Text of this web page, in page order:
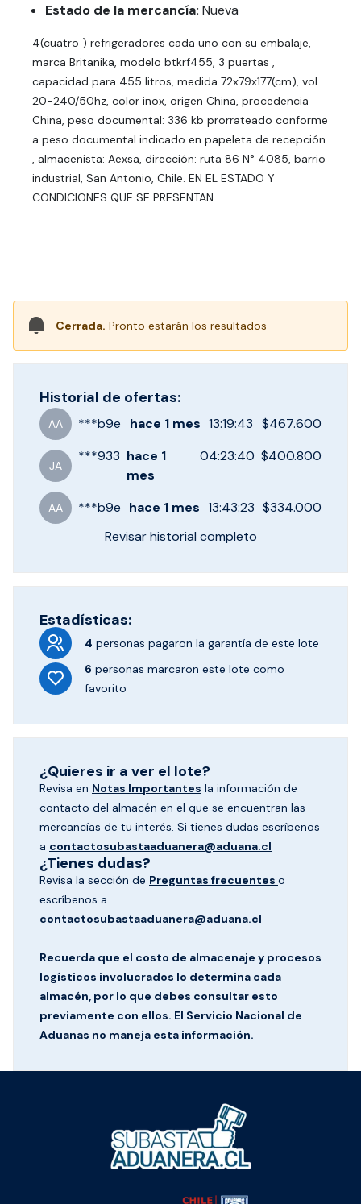
Estado de la mercancía: Nueva
4(cuatro ) refrigeradores cada uno con su embalaje,
marca Britanika, modelo btkrf455, 3 puertas ,
capacidad para 455 litros, medida 72x79x177(cm), vol
20-240/50hz, color inox, origen China, procedencia
China, peso documental: 336 kb prorrateado conforme
a peso documental indicado en papeleta de recepción
, almacenista: Aexsa, dirección: ruta 86 N° 4085, barrio
industrial, San Antonio, Chile. EN EL ESTADO Y
CONDICIONES QUE SE PRESENTAN.
Cerrada. Pronto estarán los resultados
Historial de ofertas:
AA ***b9e hace 1 mes 13:19:43 $467.600
JA
***933 hace 1
mes
04:23:40 $400.800
AA ***b9e hace 1 mes 13:43:23 $334.000
Revisar historial completo
Estadísticas:
4 personas pagaron la garantía de este lote
6 personas marcaron este lote como
favorito
¿Quieres ir a ver el lote?
Revisa en Notas Importantes la información de
contacto del almacén en el que se encuentran las
mercancías de tu interés. Si tienes dudas escríbenos
a contactosubastaaduanera@aduana.cl
¿Tienes dudas?
Revisa la sección de Preguntas frecuentes o
escríbenos a
contactosubastaaduanera@aduana.cl
Recuerda que el costo de almacenaje y procesos
logísticos involucrados lo determina cada
almacén, por lo que debes consultar esto
previamente con ellos. El Servicio Nacional de
Aduanas no maneja esta información.